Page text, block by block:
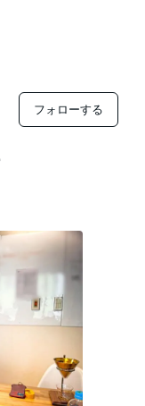
フォローする